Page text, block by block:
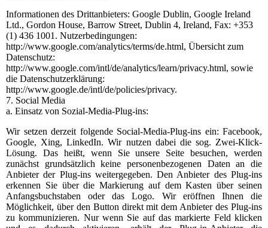
Informationen des Drittanbieters: Google Dublin, Google Ireland
Ltd., Gordon House, Barrow Street, Dublin 4, Ireland, Fax: +353
(1) 436 1001. Nutzerbedingungen:
http://www.google.com/analytics/terms/de.html, Übersicht zum
Datenschutz:
http://www.google.com/intl/de/analytics/learn/privacy.html, sowie
die Datenschutzerklärung:
http://www.google.de/intl/de/policies/privacy.
7. Social Media
a. Einsatz von Sozial-Media-Plug-ins:
Wir setzen derzeit folgende Social-Media-Plug-ins ein: Facebook,
Google, Xing, LinkedIn. Wir nutzen dabei die sog. Zwei-Klick-
Lösung. Das heißt, wenn Sie unsere Seite besuchen, werden
zunächst grundsätzlich keine personenbezogenen Daten an die
Anbieter der Plug-ins weitergegeben. Den Anbieter des Plug-ins
erkennen Sie über die Markierung auf dem Kasten über seinen
Anfangsbuchstaben oder das Logo. Wir eröffnen Ihnen die
Möglichkeit, über den Button direkt mit dem Anbieter des Plug-ins
zu kommunizieren. Nur wenn Sie auf das markierte Feld klicken